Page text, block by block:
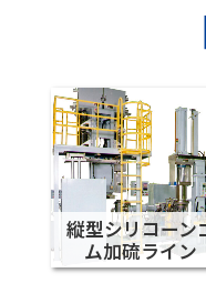
縦型シリコーン
ム加硫ライン